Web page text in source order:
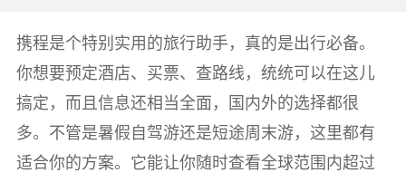
携程是个特别实用的旅行助手，真的是出行必备。
你想要预定酒店、买票、查路线，统统可以在这儿
搞定，而且信息还相当全面，国内外的选择都很
多。不管是暑假自驾游还是短途周末游，这里都有
适合你的方案。它能让你随时查看全球范围内超过